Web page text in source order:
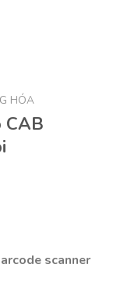
HÓA
CAB
scanner